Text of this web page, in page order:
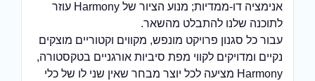
אנימציה דו-ממדיות; מנוע הציור של Harmony עוזר
לתוכנה שלנו להתבלט מהשאר.
עבור כל סגנון פרויקט מונפש, מקווים וקטוריים מוצקים
נקיים ומדויקים לקווי מפת סיביות אורגניים בטקסטורה,
Harmony מציעה לכל יוצר מבחר שאין שני לו של כלי